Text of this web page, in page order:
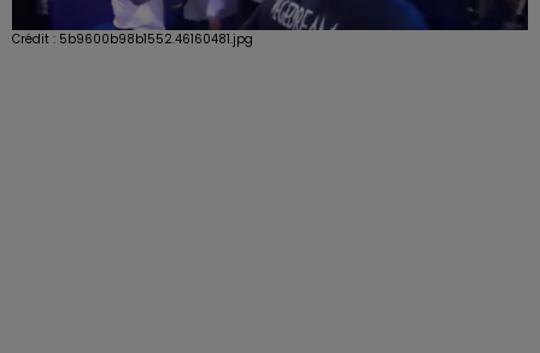
Crédit : 5b9600b98b1552.46160481.jpg